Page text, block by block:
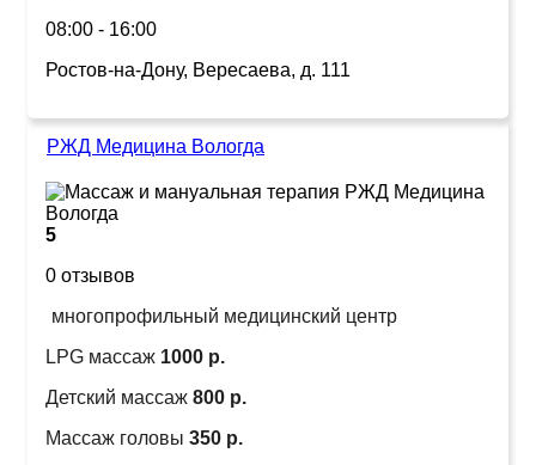
08:00 - 16:00
Ростов-на-Дону, Вересаева, д. 111
РЖД Медицина Вологда
5
0 отзывов
многопрофильный медицинский центр
LPG массаж 1000 р.
Детский массаж 800 р.
Массаж головы 350 р.